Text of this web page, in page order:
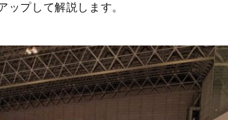
プして解説します。